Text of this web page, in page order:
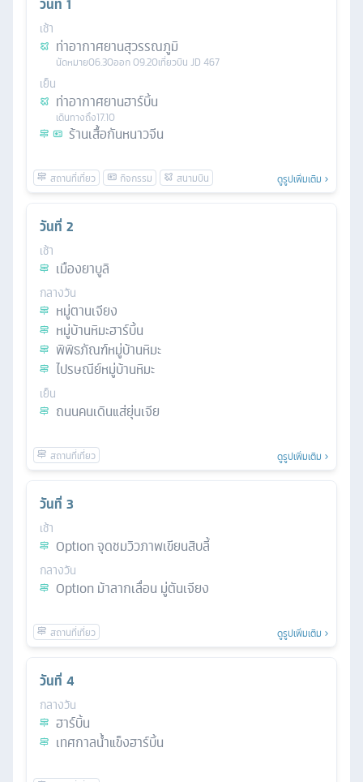
เช้า
ท่าอากาศยานสุวรรณภูมิ
นัดหมาย06.30ออก09.20เที่ยวบิน JD 467
เย็น
ท่าอากาศยานฮาร์บิ้น
เดินทางถึง17.10
ร้านเสื้อกันหนาวจีน
ดูรูปเพิ่มเติม
วันที่ 2
เช้า
เมืองยาบูลิ
กลางวัน
หมู่ตานเจียง
หมู่บ้านหิมะฮาร์บิ้น
พิพิธภัณฑ์หมู่บ้านหิมะ
ไปรษณีย์หมู่บ้านหิมะ
เย็น
ถนนคนเดินแส่ยุ่นเจีย
ดูรูปเพิ่มเติม
วันที่ 3
เช้า
Option จุดชมวิวภาพเขียนสิบลี้
กลางวัน
Option ม้าลากเลื่อน มู่ตันเจียง
ดูรูปเพิ่มเติม
วันที่ 4
กลางวัน
ฮาร์บิ้น
เทศกาลน้ำแข็งฮาร์บิ้น